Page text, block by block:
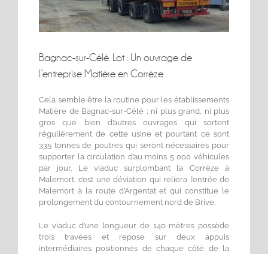
Bagnac-sur-Célé. Lot : Un ouvrage de
l’entreprise Matière en Corrèze
Cela semble être la routine pour les établissements
Matière de Bagnac-sur-Célé ; ni plus grand, ni plus
gros que bien d’autres ouvrages qui sortent
régulièrement de cette usine et pourtant ce sont
335 tonnes de poutres qui seront nécessaires pour
supporter la circulation d’au moins 5 000 véhicules
par jour. Le viaduc surplombant la Corrèze à
Malemort, c’est une déviation qui reliera l’entrée de
Malemort à la route d’Argentat et qui constitue le
prolongement du contournement nord de Brive.
Le viaduc d’une longueur de 140 mètres possède
trois travées et repose sur deux appuis
intermédiaires positionnés de chaque côté de la